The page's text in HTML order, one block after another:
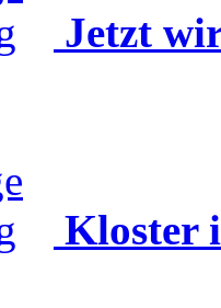
Jetzt
Kloster